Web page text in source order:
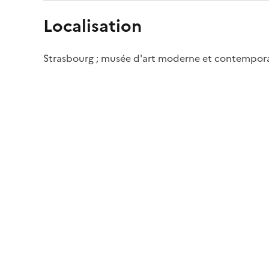
Localisation
Strasbourg ; musée d'art moderne et